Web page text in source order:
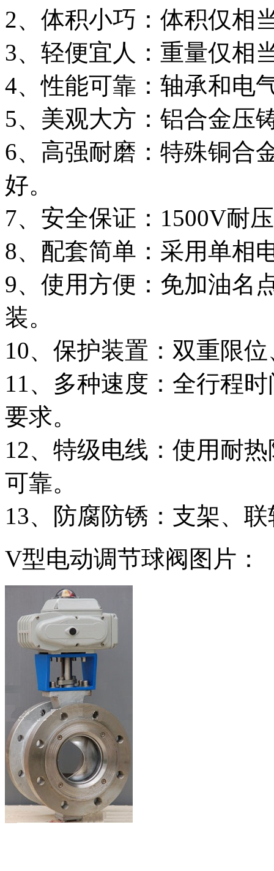
2、体积小巧：体积仅相
3、轻便宜人：重量仅相
4、性能可靠：轴承和电
5、美观大方：铝合金压
6、高强耐磨：特殊铜合
好。
7、安全保证：1500V耐
8、配套简单：采用单相
9、使用方便：免加油名
装。
10、保护装置：双重限
11、多种速度：全行程
要求。
12、特级电线：使用耐
可靠。
13、防腐防锈：支架、
V型电动调节球阀图片：